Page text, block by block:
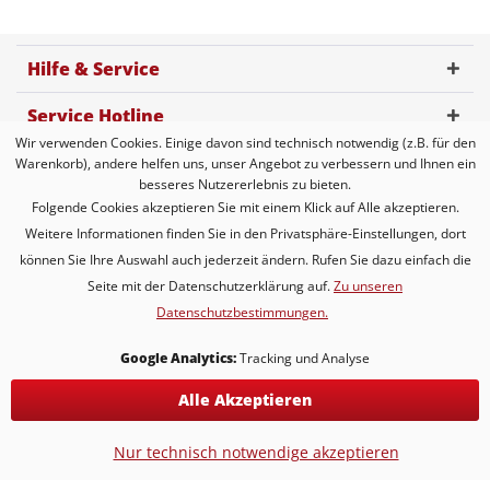
Hilfe & Service
Service Hotline
Kundenbewertung
Zahlungsmöglichkeiten
Versandarten
* Alle Preise inkl. gesetzl. Mehrwertsteuer zzgl.
Länder entnehmen Sie bitte der Schaltfläche mit den
Versandinformationen
Wir verwenden Cookies. Einige davon sind technisch notwendig (z.B. für den
Warenkorb), andere helfen uns, unser Angebot zu verbessern und Ihnen ein
besseres Nutzererlebnis zu bieten.
Folgende Cookies akzeptieren Sie mit einem Klick auf Alle akzeptieren.
Weitere Informationen finden Sie in den Privatsphäre-Einstellungen, dort
können Sie Ihre Auswahl auch jederzeit ändern. Rufen Sie dazu einfach die
Seite mit der Datenschutzerklärung auf.Zu unseren
Datenschutzbestimmungen.
Google Analytics:Tracking und Analyse
Nur technisch notwendige akzeptieren
Alle Akzeptieren